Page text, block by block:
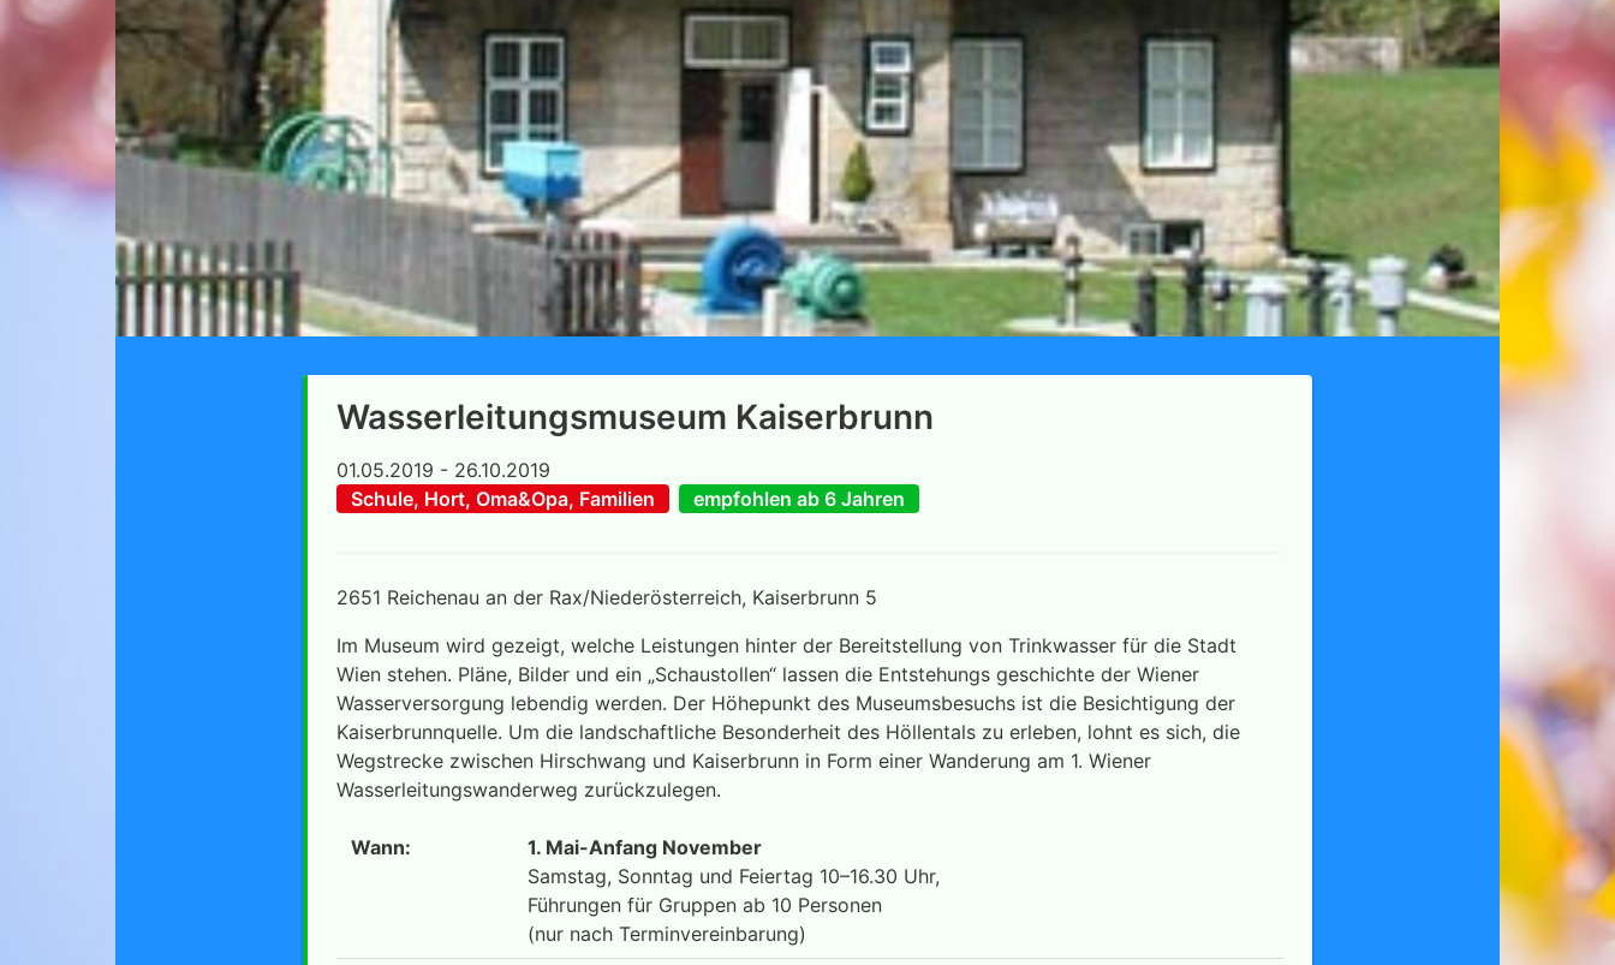
Wasserleitungsmuseum Kaiserbrunn
01.05.2019 - 26.10.2019
Schule, Hort, Oma&Opa, Familien
empfohlen ab 6 Jahren
2651 Reichenau an der Rax/Niederösterreich, Kaiserbrunn 5
Im Museum wird gezeigt, welche Leistungen hinter der Bereitstellung von Trinkwasser für die Stadt
Wien stehen. Pläne, Bilder und ein „Schaustollen“ lassen die Entstehungs geschichte der Wiener
Wasserversorgung lebendig werden. Der Höhepunkt des Museumsbesuchs ist die Besichtigung der
Kaiserbrunnquelle. Um die landschaftliche Besonderheit des Höllentals zu erleben, lohnt es sich, die
Wegstrecke zwischen Hirschwang und Kaiserbrunn in Form einer Wanderung am 1. Wiener
Wasserleitungswanderweg zurückzulegen.
Wann:
1. Mai-Anfang November
Samstag, Sonntag und Feiertag 10–16.30 Uhr,
Führungen für Gruppen ab 10 Personen
(nur nach Terminvereinbarung)